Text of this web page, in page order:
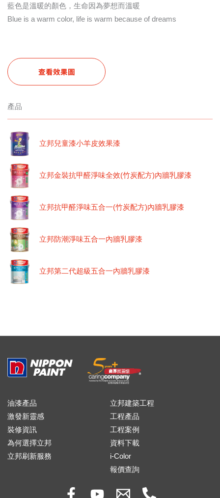
藍色是溫暖的顏色，生命因為夢想而溫暖
Blue is a warm color, life is warm because of dreams
查看效果圖
產品
立邦兒童漆小羊皮效果漆
立邦金裝抗甲醛淨味全效(竹炭配方)內牆乳膠漆
立邦抗甲醛淨味五合一(竹炭配方)內牆乳膠漆
立邦防潮淨味五合一內牆乳膠漆
立邦第二代超級五合一內牆乳膠漆
油漆產品
激發新靈感
裝修資訊
為何選擇立邦
立邦刷新服務
立邦建築工程
工程產品
工程案例
資料下載
i-Color
報價查詢